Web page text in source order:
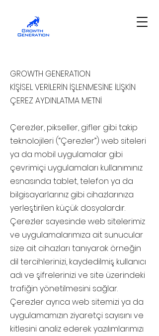
GROWTH GENERATION
KİŞİSEL VERİLERİN İŞLENMESİNE İLİŞKİN
ÇEREZ AYDINLATMA METNİ
Çerezler, pikseller, gifler gibi takip
teknolojileri (“Çerezler”) web siteleri
ya da mobil uygulamalar gibi
çevrimiçi uygulamaları kullanımınız
esnasında tablet, telefon ya da
bilgisayarlarınız gibi cihazlarınıza
yerleştirilen küçük dosyalardır.
Çerezler sayesinde web sitelerimiz
ve uygulamalarımıza ait sunucular
size ait cihazları tanıyarak örneğin
dil tercihlerinizi, kaydedilmiş kullanıcı
adı ve şifrelerinizi ve site üzerindeki
trafiğin yönetilmesini sağlar.
Çerezler ayrıca web sitemizi ya da
uygulamamızın ziyaretçi sayısını ve
kitlesini analiz ederek yazılımlarımızı